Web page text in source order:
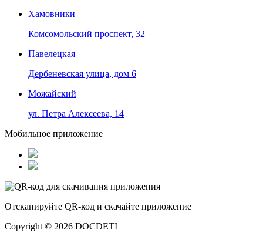
Хамовники
Комсомольский проспект, 32
Павелецкая
Дербеневская улица, дом 6
Можайский
ул. Петра Алексеева, 14
Мобильное приложение
Отсканируйте QR-код и скачайте приложение
Copyright © 2026 DOCDETI